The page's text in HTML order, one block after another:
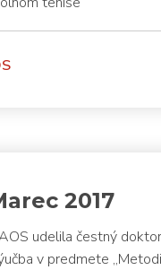
2017
udelila čestný
v predmete